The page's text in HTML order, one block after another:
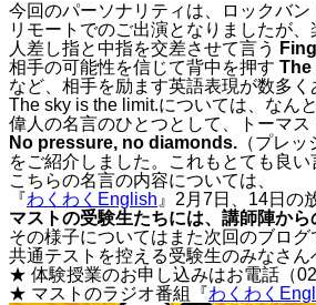
今回のパーソナリティは、ロックバン
リモートでのご出演となりましたが
人差し指と中指を交差させて言う
相手の可能性を信じて背中を押す The
など、相手を励ます英語表現が数多く
The sky is the limit.については、なん
偉人の名言のひとつとして、トーマ
No pressure, no diamonds. （プレ
をご紹介しました。これもとても良い
こちらの名言の内容については、
『わくわくEnglish 』2月7日、14日の
マストの受験生たちには、講師陣か
その様子についてはまた次回のブログ
共通テストを控える受験生のみなさん
★ 体験授業のお申し込みはお電話（
★ マストのラジオ番組『わくわく